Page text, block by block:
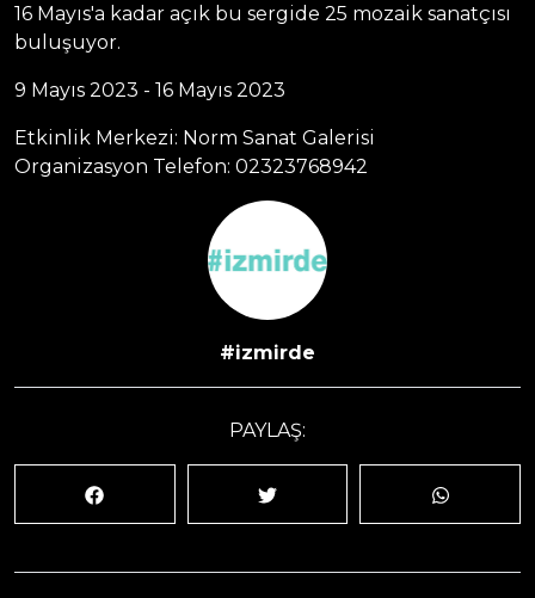
#izmirde
PAYLAŞ:
16 Mayıs'a kadar açık bu sergide 25 mozaik sanatçısı
buluşuyor.
9 Mayıs 2023 - 16 Mayıs 2023
Etkinlik Merkezi: Norm Sanat Galerisi
Organizasyon Telefon: 02323768942